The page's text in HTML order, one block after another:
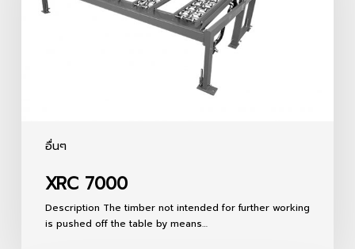
อื่นๆ
XRC 7000
Description The timber not intended for further working
is pushed off the table by means…